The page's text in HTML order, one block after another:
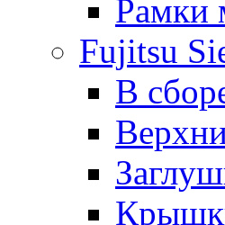
Рамки
Fujitsu
В